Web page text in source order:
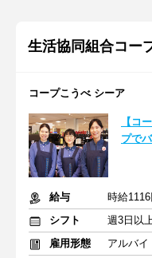
生活協同組合コー
コープこうべ シーア
【コ
プで
給与
時給
シフト
週3日以
雇用形態
アルバイ